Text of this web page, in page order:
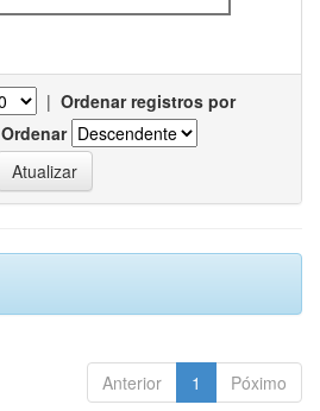
| Ordenar registros por
Ordenar
Anterior 1 Póximo